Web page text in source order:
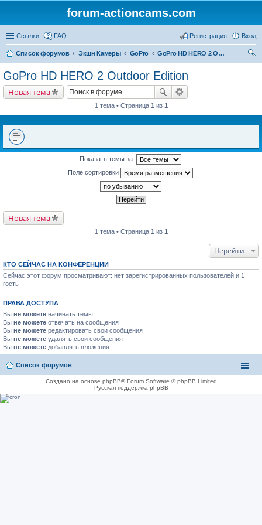
forum-actioncams.com
Ссылки FAQ Вход
Регистрация
Список форумов Экшн Камеры GoPro
GoPro HD HERO 2 Outdoor Edition
GoPro HD HERO 2 Outdoor Edition
Новая тема
1 тема • Страница 1 из 1
Показать темы за:
Поле сортировки
Новая тема
1 тема • Страница 1 из 1
Перейти
КТО СЕЙЧАС НА КОНФЕРЕНЦИИ
Сейчас этот форум просматривают: нет зарегистрированных пользователей и 1
гость
ПРАВА ДОСТУПА
Вы не можете начинать темы
Вы не можете отвечать на сообщения
Вы не можете редактировать свои сообщения
Вы не можете удалять свои сообщения
Вы не можете добавлять вложения
Список форумов
Создано на основе phpBB® Forum Software © phpBB Limited
Русская поддержка phpBB